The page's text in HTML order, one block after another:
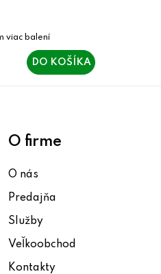
DO KOŠÍKA
O firme
O nás
Predajňa
Služby
Veľkoobchod
Kontakty